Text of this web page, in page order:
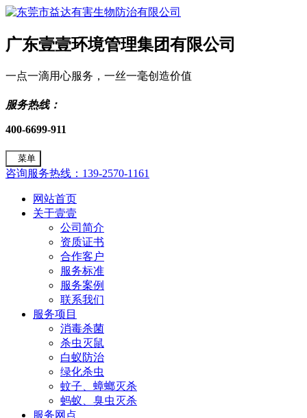
广东壹壹环境管理集团有限公司
一点一滴用心服务，一丝一毫创造价值
服务热线：
400-6699-911
菜单
咨询服务热线：139-2570-1161
网站首页
关于壹壹
公司简介
资质证书
合作客户
服务标准
服务案例
联系我们
服务项目
消毒杀菌
杀虫灭鼠
白蚁防治
绿化杀虫
蚊子、蟑螂灭杀
蚂蚁、臭虫灭杀
服务网点